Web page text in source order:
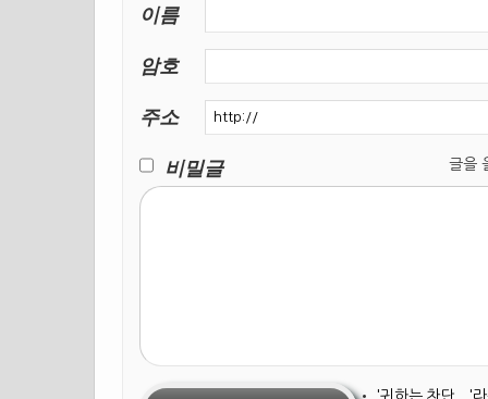
이름
암호
주소
비밀글
글을
• '귀하는 차단...'